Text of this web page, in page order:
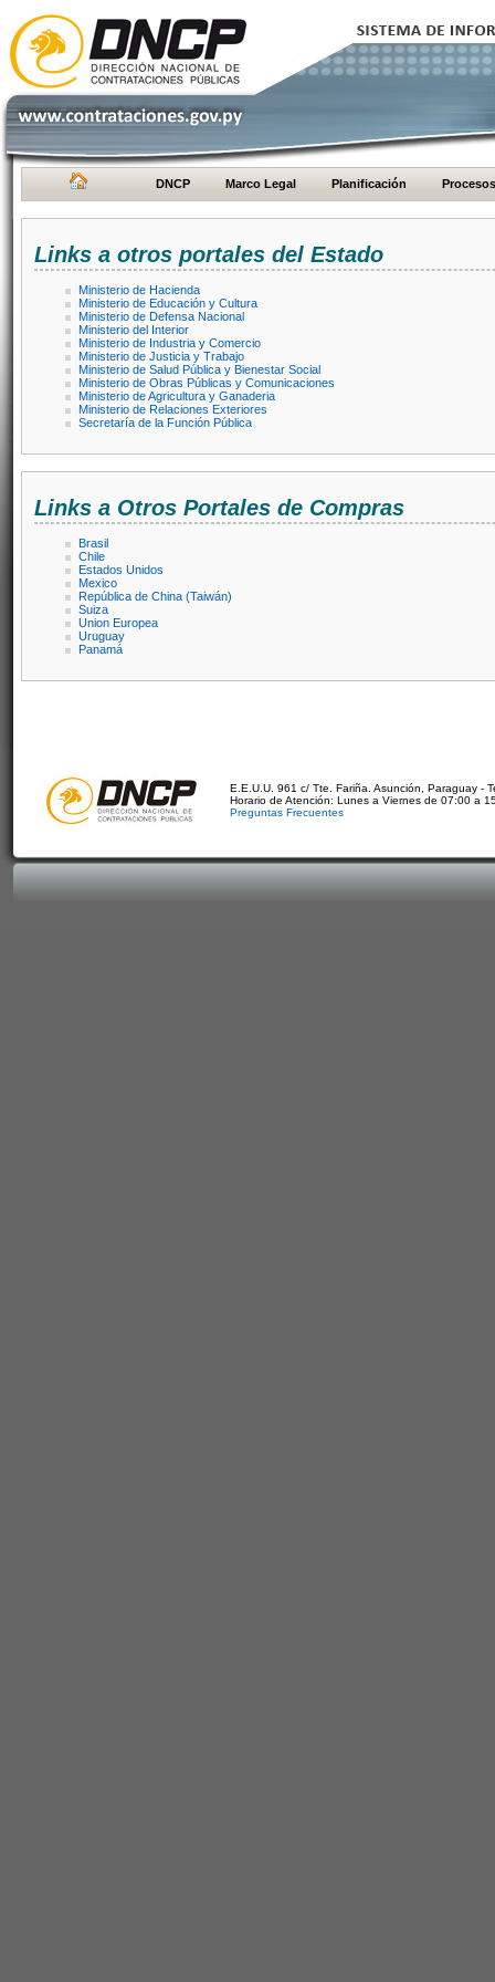
DNCP Marco Legal Planificación Procesos
Links a otros portales del Estado
Ministerio de Hacienda
Ministerio de Educación y Cultura
Ministerio de Defensa Nacional
Ministerio del Interior
Ministerio de Industria y Comercio
Ministerio de Justicia y Trabajo
Ministerio de Salud Pública y Bienestar Social
Ministerio de Obras Públicas y Comunicaciones
Ministerio de Agricultura y Ganaderia
Ministerio de Relaciones Exteriores
Secretaría de la Función Pública
Links a Otros Portales de Compras
Brasil
Chile
Estados Unidos
Mexico
República de China (Taiwán)
Suiza
Union Europea
Uruguay
Panamá
E.E.U.U. 961 c/ Tte. Fariña. Asunción, Paraguay -
Horario de Atención: Lunes a Viernes de 07:00 a
Preguntas Frecuentes